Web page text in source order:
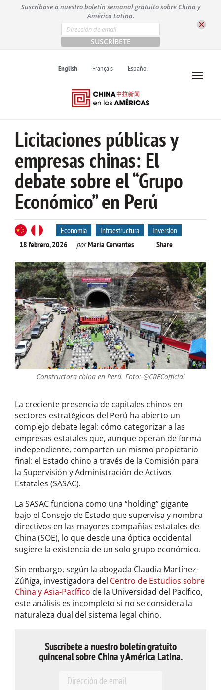
t
Suscríbase a nuestro boletín semanal gratuito sobre China y
América Latina.
E
m
a
i
*
English Français Español
Licitaciones públicas y
empresas chinas: El
debate sobre el “Grupo
Económico” en Perú
Economía Infraestructura
Inversión
18 febrero, 2026
porMaría Cervantes Share
Constructora china en Perú. Foto: @CRECofficial
La creciente presencia de capitales chinos en
sectores estratégicos del Perú ha abierto un
complejo debate legal: cómo categorizar a las
empresas estatales que, aunque operan de forma
independiente, comparten un mismo propietario
final: el Estado chino a través de la Comisión para
la Supervisión y Administración de Activos
Estatales (SASAC).
La SASAC funciona como una “holding” gigante
bajo el Consejo de Estado que supervisa y nombra
directivos en las mayores compañías estatales de
China (SOE), lo que desde una óptica occidental
sugiere la existencia de un solo grupo económico.
Sin embargo, según la abogada Claudia Martínez-
Zúñiga, investigadora del Centro de Estudios sobre
China y Asia-Pacífico de la Universidad del Pacífico,
este análisis es incompleto si no se considera la
naturaleza dual del sistema legal chino.
Suscríbete a nuestro boletín gratuito
quincenal sobre China y América Latina.